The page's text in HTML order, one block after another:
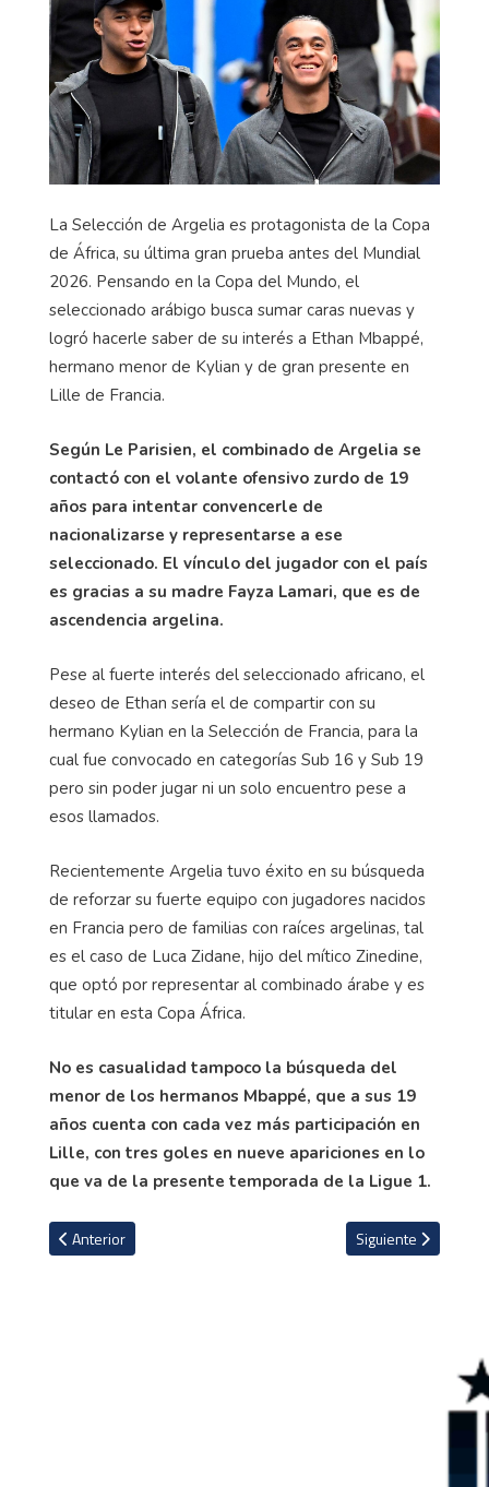
La Selección de Argelia es protagonista de la Copa
de África, su última gran prueba antes del Mundial
2026. Pensando en la Copa del Mundo, el
seleccionado arábigo busca sumar caras nuevas y
logró hacerle saber de su interés a Ethan Mbappé,
hermano menor de Kylian y de gran presente en
Lille de Francia.
Según Le Parisien, el combinado de Argelia se
contactó con el volante ofensivo zurdo de 19
años para intentar convencerle de
nacionalizarse y representarse a ese
seleccionado. El vínculo del jugador con el país
es gracias a su madre Fayza Lamari, que es de
ascendencia argelina.
Pese al fuerte interés del seleccionado africano, el
deseo de Ethan sería el de compartir con su
hermano Kylian en la Selección de Francia, para la
cual fue convocado en categorías Sub 16 y Sub 19
pero sin poder jugar ni un solo encuentro pese a
esos llamados.
Recientemente Argelia tuvo éxito en su búsqueda
de reforzar su fuerte equipo con jugadores nacidos
en Francia pero de familias con raíces argelinas, tal
es el caso de Luca Zidane, hijo del mítico Zinedine,
que optó por representar al combinado árabe y es
titular en esta Copa África.
No es casualidad tampoco la búsqueda del
menor de los hermanos Mbappé, que a sus 19
años cuenta con cada vez más participación en
Lille, con tres goles en nueve apariciones en lo
que va de la presente temporada de la Ligue 1.
Artículo anterior: Cruzeiro de Brasil realizó el fichaje más caro de
Anterior Artículo siguiente:
Siguiente